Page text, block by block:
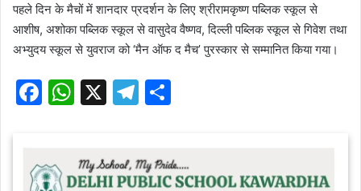
पहले दिन के मैचों में शानदार प्रदर्शन के लिए श्रीरामकृष्ण पब्लिक स्कूल से
आशीष, अशोका पब्लिक स्कूल से वासुदेव वैष्णव, दिल्ली पब्लिक स्कूल से गिवेश तथा
अभ्युदय स्कूल से युवराज को ‘मैन ऑफ द मैच’ पुरस्कार से सम्मानित किया गया।
F
e
W
s
X
T
gr e